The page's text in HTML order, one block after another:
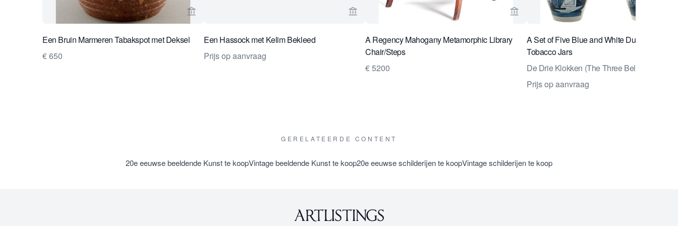
Bekijk verkoperspagina van Van Nie Antiquairs
Een Bruin Marmeren Tabakspot met Deksel
€ 650
Bekijk verkoperspagina van Van Nie Antiquairs
Een Hassock met Kelim Bekleed
Prijs op aanvraag
Bekijk verkoperspagina van Van Nie
A Regency Mahogany Metamorphic Library
Chair/Steps
€ 5200
A Set of Five Blue and White Dutch Delft
Tobacco Jars
De Drie Klokken (The Three Bells) factory
Prijs op aanvraag
GERELATEERDE CONTENT
20e eeuwse beeldende Kunst te koopVintage beeldende Kunst te koop20e eeuwse schilderijen te koopVintage schilderijen te koop